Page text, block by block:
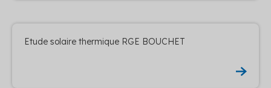
Etude solaire thermique RGE BOUCHET